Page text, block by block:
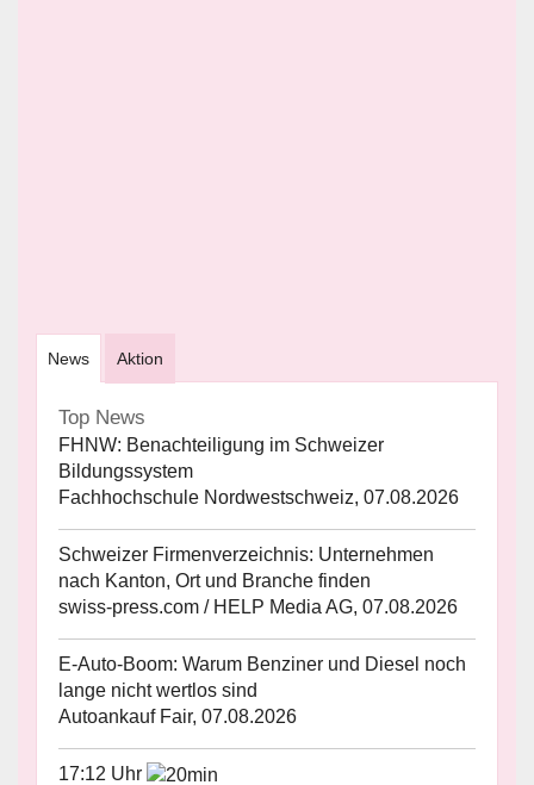
News Aktion
Top News
FHNW: Benachteiligung im Schweizer
Bildungssystem
Fachhochschule Nordwestschweiz, 07.08.2026
Schweizer Firmenverzeichnis: Unternehmen
nach Kanton, Ort und Branche finden
swiss-press.com / HELP Media AG, 07.08.2026
E-Auto-Boom: Warum Benziner und Diesel noch
lange nicht wertlos sind
Autoankauf Fair, 07.08.2026
17:12 Uhr